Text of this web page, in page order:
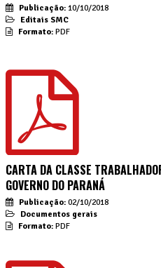
Publicação: 10/10/2018
Editais SMC
Formato: PDF
CARTA DA CLASSE
GOVERNO DO PARANÁ
Publicação: 02/10/2018
Documentos gerais
Formato: PDF